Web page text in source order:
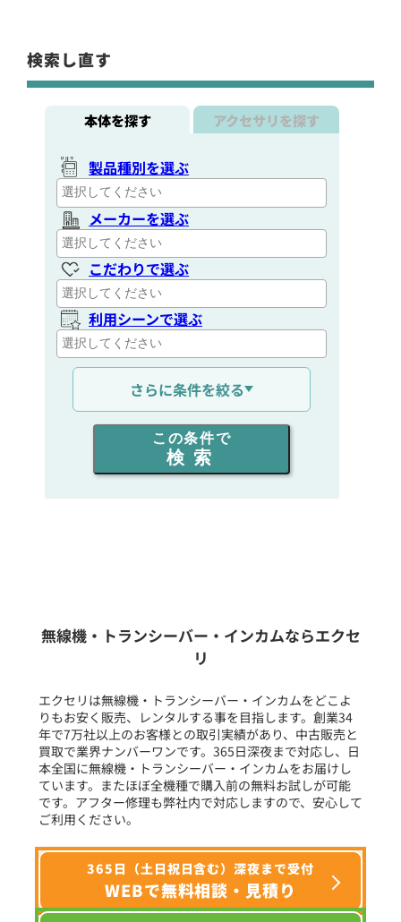
検索し直す
本体を探す アクセサリを探す
製品種別を選ぶ
メーカーを選ぶ
こだわりで選ぶ
利用シーンで選ぶ
通信距離を選ぶ
出力を選ぶ
同時通話人数を選ぶ
フリーワード入力(製品名等)
選択条件をリセット
さらに条件を絞る
この条件で
検索
無線機・トランシーバー・インカムならエクセ
リ
エクセリは無線機・トランシーバー・インカムをどこよ
りもお安く販売、レンタルする事を目指します。創業34
年で7万社以上のお客様との取引実績があり、中古販売と
買取で業界ナンバーワンです。365日深夜まで対応し、日
本全国に無線機・トランシーバー・インカムをお届けし
ています。またほぼ全機種で購入前の無料お試しが可能
です。アフター修理も弊社内で対応しますので、安心して
ご利用ください。
365日（土日祝日含む）深夜まで受付
WEBで無料相談・見積り